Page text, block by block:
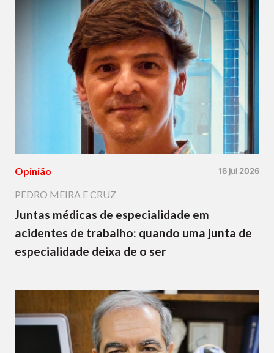
Opinião 16 jul 2026
PEDRO MEIRA E CRUZ
Juntas médicas de especialidade em
acidentes de trabalho: quando uma junta de
especialidade deixa de o ser